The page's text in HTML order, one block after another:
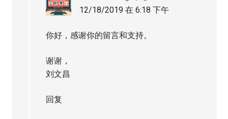
12/18/2019 在 6:18 下午
你好，感谢你的留言和支持。
谢谢，
刘文昌
回复